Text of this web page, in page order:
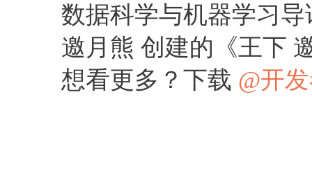
数据科学与机器学习
邀月熊 创建的《王下
想看更多？下载 @开